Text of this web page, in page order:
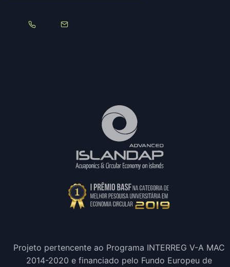
Projeto pertencente ao Programa INTERREG V-A MAC
2014-2020 e financiado pelo Fundo Europeu de